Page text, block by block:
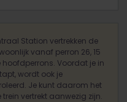
Station vertrekken de
vanaf perron 26, 15
Voordat je in
wordt ook je
Je kunt daarom het
vertrekt aanwezig zijn.